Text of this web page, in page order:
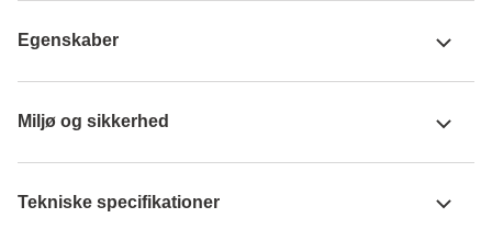
Egenskaber
Miljø og sikkerhed
Tekniske specifikationer